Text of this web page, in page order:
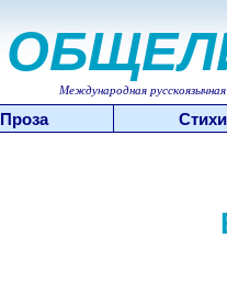
Международная
Проза Стихи